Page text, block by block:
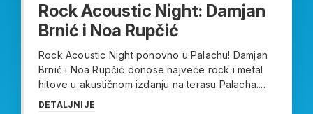
Rock Acoustic Night: Damjan
Brnić i Noa Rupčić
Rock Acoustic Night ponovno u Palachu! Damjan
Brnić i Noa Rupčić donose najveće rock i metal
hitove u akustičnom izdanju na terasu Palacha....
DETALJNIJE